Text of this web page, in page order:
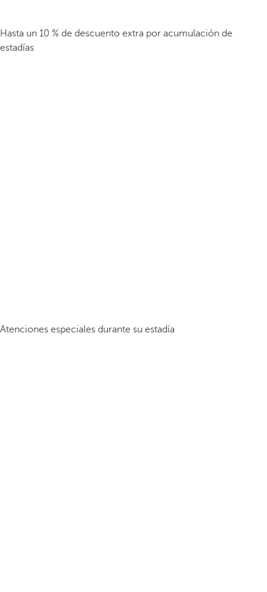
Hasta un 10 % de descuento extra por acumulación de
estadías
Atenciones especiales durante su estadía